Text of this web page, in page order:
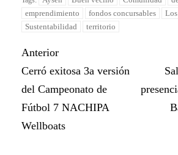
emprendimiento
fondos concursables
Sustentabilidad
territorio
Anterior
Cerró exitosa 3a versión
del Campeonato de
Fútbol 7 NACHIPA
Wellboats